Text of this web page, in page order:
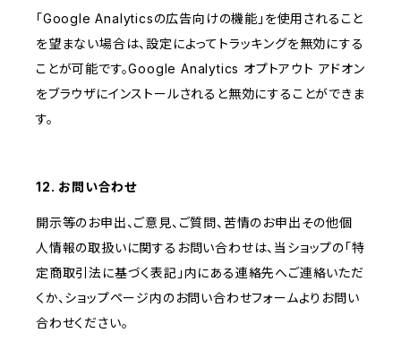
「Google Analyticsの広告向けの機能」を使用されること
を望まない場合は、設定によってトラッキングを無効にする
ことが可能です。Google Analytics オプトアウト アドオン
をブラウザにインストールされると無効にすることができま
す。
12. お問い合わせ
開示等のお申出、ご意見、ご質問、苦情のお申出その他個
人情報の取扱いに関するお問い合わせは、当ショップの「特
定商取引法に基づく表記」内にある連絡先へご連絡いただ
くか、ショップページ内のお問い合わせフォームよりお問い
合わせください。